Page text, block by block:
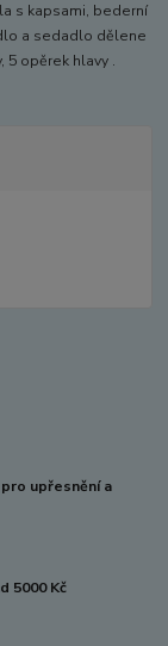
s kapsami, bederní
a sedadlo dělene
5 opěrek hlavy .
upřesnění a
5000 Kč